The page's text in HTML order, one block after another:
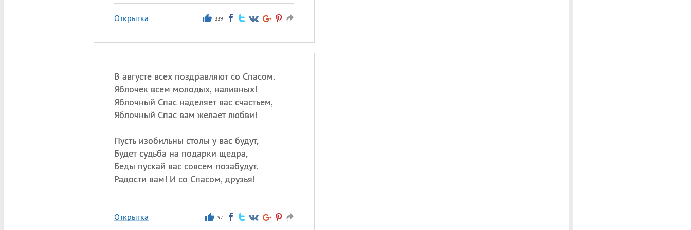
Открытка 339
В августе всех поздравляют со Спасом.
Яблочек всем молодых, наливных!
Яблочный Спас наделяет вас счастьем,
Яблочный Спас вам желает любви!
Пусть изобильны столы у вас будут,
Будет судьба на подарки щедра,
Беды пускай вас совсем позабудут.
Радости вам! И со Спасом, друзья!
Открытка 92